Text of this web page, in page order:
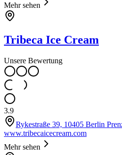
Mehr sehen
Tribeca Ice Cream
Unsere Bewertung
3.9
Rykestraße 39, 10405 Berlin
www.tribecaicecream.com
Mehr sehen